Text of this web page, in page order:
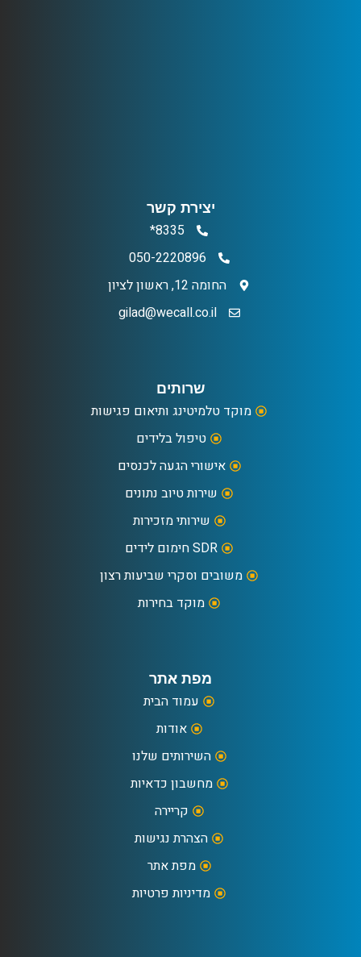
מפת אתר
עמוד הבית
אודות
השירותים שלנו
מחשבון כדאיות
קריירה
הצהרת נגישות
מפת אתר
מדיניות פרטיות
שרותים
מוקד טלמיטינג ותיאום פגישות
טיפול בלידים
אישורי הגעה לכנסים
שירות טיוב נתונים
שירותי מזכירות
SDR חימום לידים
משובים וסקרי שביעות רצון
מוקד בחירות
יצירת קשר
8335*
050-2220896
החומה 12, ראשון לציון
gilad@wecall.co.il